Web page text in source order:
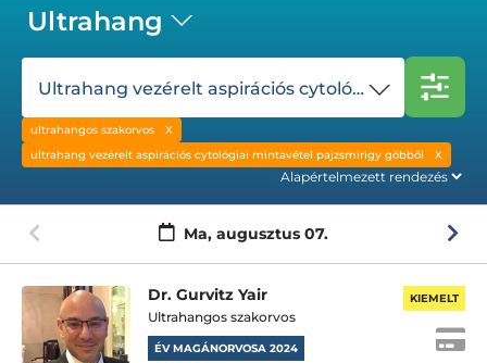
Ultrahang
Ultrahang vezérelt aspirációs cytológiai mintavétel pajzsmirigy göbből
ultrahangos szakorvos
ultrahang vezérelt aspirációs cytológiai mintavétel pajzsmirigy göbből
Ma, augusztus 07.
Dr. Gurvitz Yair
Ultrahangos szakorvos
ÉV MAGÁNORVOSA 2024
KIEMELT